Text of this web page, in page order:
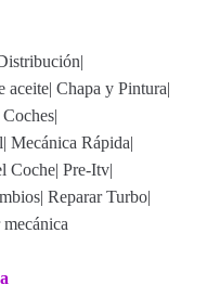
|
aceite| Chapa y Pintura|
|
| Mecánica Rápida|
Coche| Pre-Itv|
| Reparar Turbo|